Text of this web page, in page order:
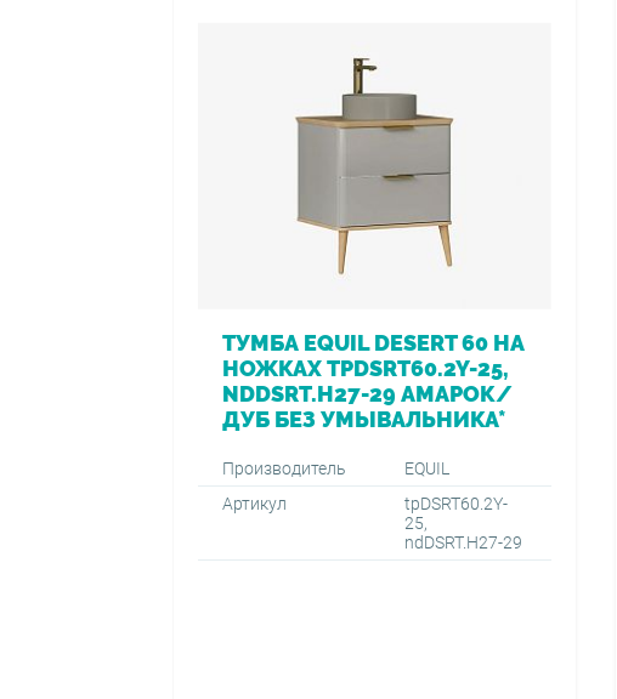
ТУМБА EQUIL DESERT 60 НА
НОЖКАХ TPDSRT60.2Y-25,
NDDSRT.H27-29 АМАРОК/
ДУБ БЕЗ УМЫВАЛЬНИКА*
Производитель
EQUIL
Артикул
tpDSRT60.2Y-
25,
ndDSRT.H27-29